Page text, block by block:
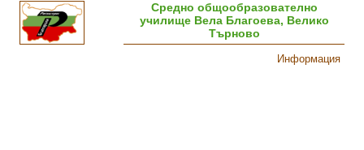
Средно общообразователно
училище Вела Благоева, Велико
Търново
Информация